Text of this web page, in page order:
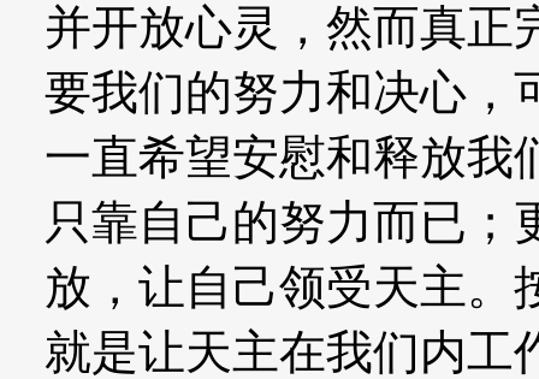
并开放心灵，然而真正
要我们的努力和决心，
一直希望安慰和释放我
只靠自己的努力而已；
放，让自己领受天主。
就是让天主在我们内工